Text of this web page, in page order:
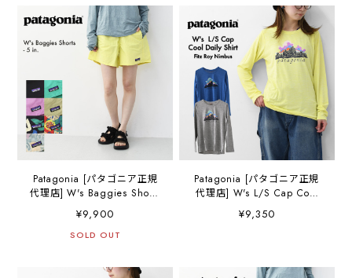
ー・フーディ（フィッツロ
イ・ニンバス）・長袖Tシャ
ツ・LADY'S [2026SS]
長袖Tシャツ・LADY'S
[2026SS]
Patagonia [パタゴニア正規
代理店] W's Baggies Shorts
- 5 in. [57059] ウィメン
ズ・バギーズ・ショーツ ５
インチ・ショートパンツ・
ャー・アウトドア・LADY'S
¥9,900
SOLD OUT
Patagonia [パタゴニア正規
代理店] W's L/S Cap Cool
Daily Shirt - Fitz Roy
Nimbus [45462] ウィメン
ー・シャツ（フィッツロ
¥9,350